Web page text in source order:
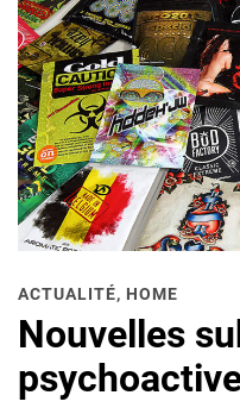
ACTUALITÉ, HOME
Nouvelles